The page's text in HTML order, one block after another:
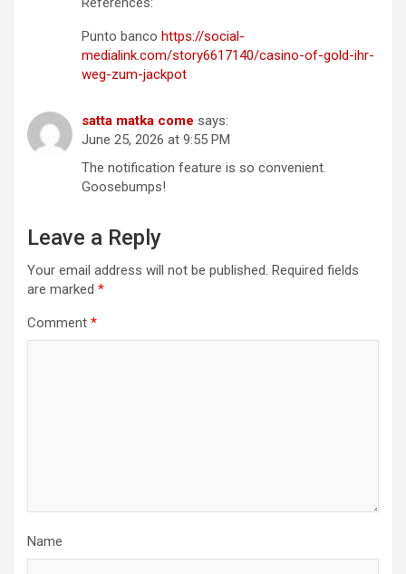
Punto banco https://social-
medialink.com/story6617140/casino-of-gold-ihr-
weg-zum-jackpot
satta matka come says:
June 25, 2026 at 9:55 PM
The notification feature is so convenient.
Goosebumps!
Leave a Reply
Your email address will not be published. Required fields
are marked *
Comment *
Name